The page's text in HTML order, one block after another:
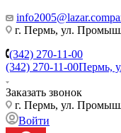
г. Пермь, ул.
(342) 270-11-00
(342) 270-11-00Пермь,
Заказать звонок
г. Пермь, ул.
Войти